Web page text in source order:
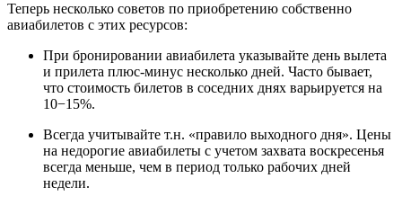
Теперь несколько советов по приобретению собственно
авиабилетов с этих ресурсов:
При бронировании авиабилета указывайте день вылета
и прилета плюс-минус несколько дней. Часто бывает,
что стоимость билетов в соседних днях варьируется на
10−15%.
Всегда учитывайте т.н. «правило выходного дня». Цены
на недорогие авиабилеты с учетом захвата воскресенья
всегда меньше, чем в период только рабочих дней
недели.